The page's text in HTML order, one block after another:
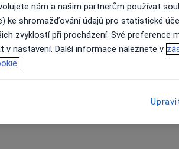
(PBSP)nám a našim partnerům používat
ke shromažďování údajů pro statistické
zvyklostí při procházení. Své preference
v nastavení. Další informace naleznete v